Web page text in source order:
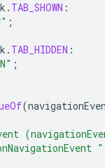
. TAB_SHOWN :
;
. TAB_HIDDEN :
;
(
"